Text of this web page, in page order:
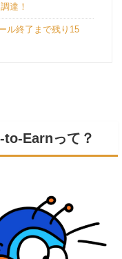
達！
ル終了まで残り15
Earnって？